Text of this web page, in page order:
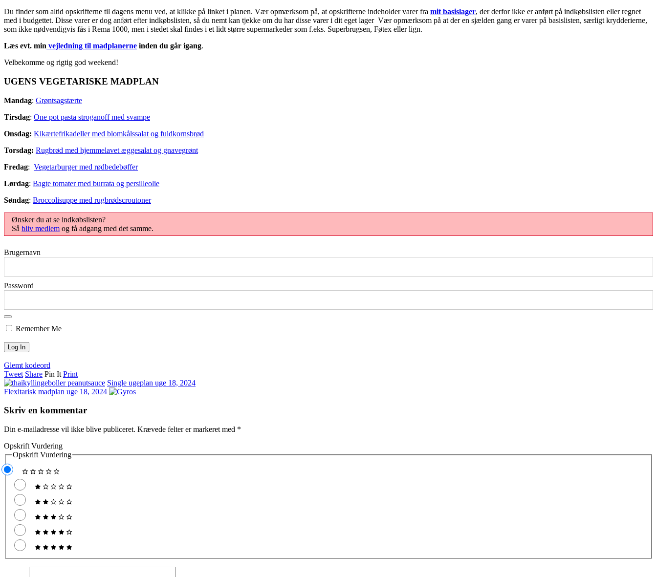
Du finder som altid opskrifterne til dagens menu ved, at klikke på linket i planen. Vær opmærksom på, at opskrifterne indeholder varer fra mit basislager, der derfor ikke er anført på indkøbslisten eller regnet
med i budgettet. Disse varer er dog anført efter indkøbslisten, så du nemt kan tjekke om du har disse varer i dit eget lager Vær opmærksom på at der en sjælden gang er varer på basislisten, særligt krydderierne,
som ikke nødvendigvis fås i Rema 1000, men i stedet skal findes i et lidt større supermarkeder som f.eks. Superbrugsen, Føtex eller lign.
Læs evt. min vejledning til madplanerne inden du går igang.
Velbekomme og rigtig god weekend!
UGENS VEGETARISKE MADPLAN
Mandag: Grøntsagstærte
Tirsdag: One pot pasta stroganoff med svampe
Onsdag: Kikærtefrikadeller med blomkålssalat og fuldkornsbrød
Torsdag: Rugbrød med hjemmelavet æggesalat og gnavegrønt
Fredag: Vegetarburger med rødbedebøffer
Lørdag: Bagte tomater med burrata og persilleolie
Søndag: Broccolisuppe med rugbrødscroutoner
Ønsker du at se indkøbslisten?
Så bliv medlem og få adgang med det samme.
Brugernavn
Password
Remember Me
Glemt kodeord
Tweet Share Pin It Print
Single ugeplan uge 18, 2024
Flexitarisk madplan uge 18, 2024
Skriv en kommentar
Din e-mailadresse vil ikke blive publiceret. Krævede felter er markeret med *
Opskrift Vurdering
Opskrift Vurdering